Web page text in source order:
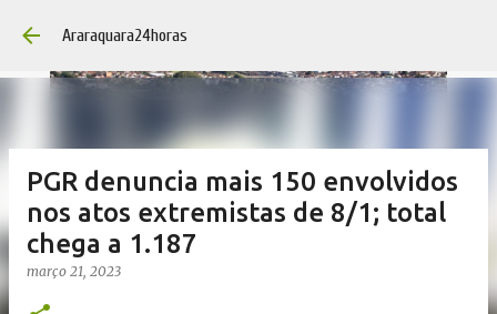
Araraquara24horas
PGR denuncia mais 150 envolvidos
nos atos extremistas de 8/1; total
chega a 1.187
março 21, 2023